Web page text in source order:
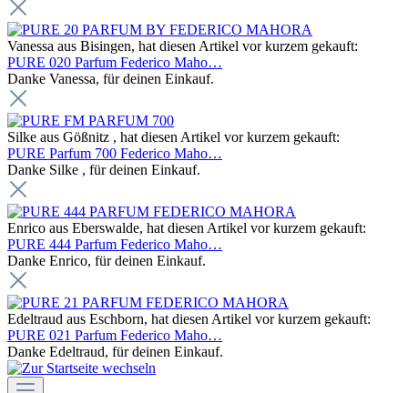
Vanessa aus Bisingen, hat diesen Artikel vor kurzem gekauft:
PURE 020 Parfum Federico Maho…
Danke Vanessa, für deinen Einkauf.
Silke aus Gößnitz , hat diesen Artikel vor kurzem gekauft:
PURE Parfum 700 Federico Maho…
Danke Silke , für deinen Einkauf.
Enrico aus Eberswalde, hat diesen Artikel vor kurzem gekauft:
PURE 444 Parfum Federico Maho…
Danke Enrico, für deinen Einkauf.
Edeltraud aus Eschborn, hat diesen Artikel vor kurzem gekauft:
PURE 021 Parfum Federico Maho…
Danke Edeltraud, für deinen Einkauf.